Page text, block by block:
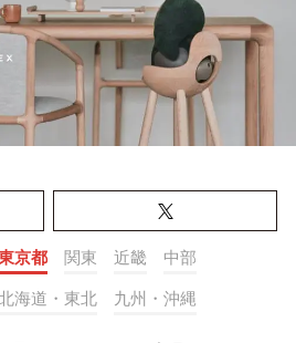
京都 関東 近畿 中部
海道・東北 九州・沖縄